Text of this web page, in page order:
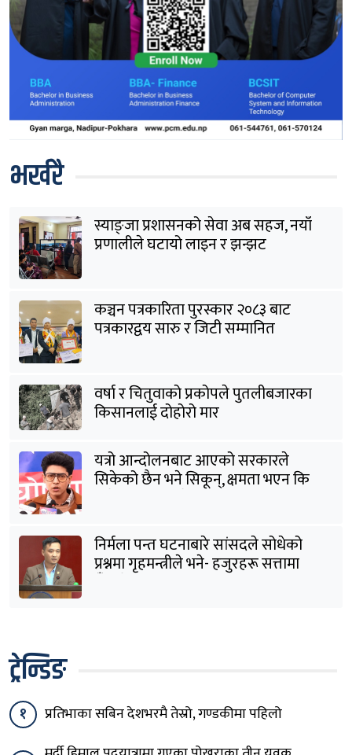
भर्खरै
स्याङ्जा प्रशासनको सेवा अब सहज, नयाँ
प्रणालीले घटायो लाइन र झन्झट
कञ्चन पत्रकारिता पुरस्कार २०८३ बाट
पत्रकारद्वय सारु र जिटी सम्मानित
वर्षा र चितुवाको प्रकोपले पुतलीबजारका
किसानलाई दोहोरो मार
यत्रो आन्दोलनबाट आएको सरकारले
सिकेको छैन भने सिकून्, क्षमता भएन कि
निर्मला पन्त घटनाबारे सांसदले सोधेको
प्रश्नमा गृहमन्त्रीले भने- हजुरहरू सत्तामा
ट्रेन्डिङ
१ प्रतिभाका सबिन देशभरमै तेस्रो, गण्डकीमा पहिलो